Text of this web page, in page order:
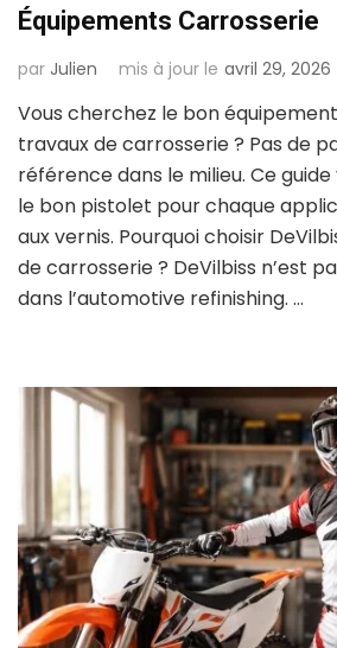
Équipements Carrosserie
par Julien mis à jour le avril 29, 2026
Vous cherchez le bon
travaux de carrosserie ? Pas de
référence dans le milieu. Ce
le bon pistolet pour chaque
aux vernis. Pourquoi choisir
de carrosserie ? DeVilbiss n’est
dans l’automotive refinishing. …